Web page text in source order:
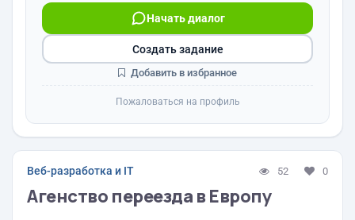
Начать диалог
Создать задание
Добавить в избранное
Пожаловаться на профиль
Веб-разработка и IT 52 0
Агенство переезда в Европу